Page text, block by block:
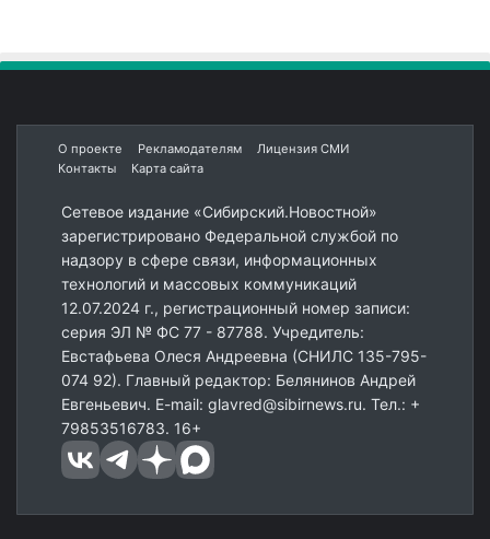
О проекте Рекламодателям
Лицензия СМИ
Контакты
Карта сайта
Сетевое издание «Сибирский.Новостной»
зарегистрировано Федеральной службой по
надзору в сфере связи, информационных
технологий и массовых коммуникаций
12.07.2024 г., регистрационный номер записи:
серия ЭЛ № ФС 77 - 87788. Учредитель:
Евстафьева Олеся Андреевна (СНИЛС 135-795-
074 92). Главный редактор: Белянинов Андрей
Евгеньевич. E-mail: glavred@sibirnews.ru. Тел.: +
79853516783. 16+